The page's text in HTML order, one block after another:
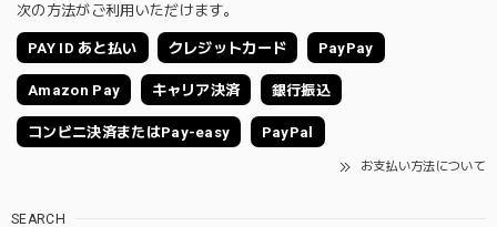
次の方法がご利用いただけます。
PAY ID あと払い クレジットカード PayPay
Amazon Pay キャリア決済 銀行振込
コンビニ決済またはPay-easy PayPal
お支払い方法について
SEARCH